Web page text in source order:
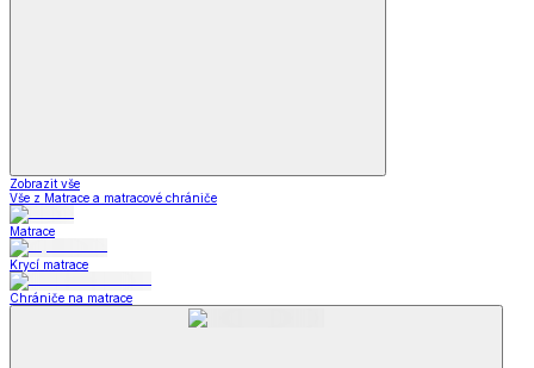
Zobrazit vše
Vše z Matrace a matracové chrániče
Matrace
Krycí matrace
Chrániče na matrace